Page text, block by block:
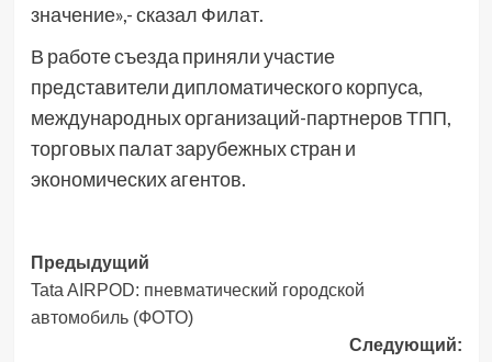
значение»,- сказал Филат.
В работе съезда приняли участие
представители дипломатического корпуса,
международных организаций-партнеров ТПП,
торговых палат зарубежных стран и
экономических агентов.
Навигация
записи
Предыдущий
Tata AIRPOD: пневматический городской
автомобиль (ФОТО)
Следующий: